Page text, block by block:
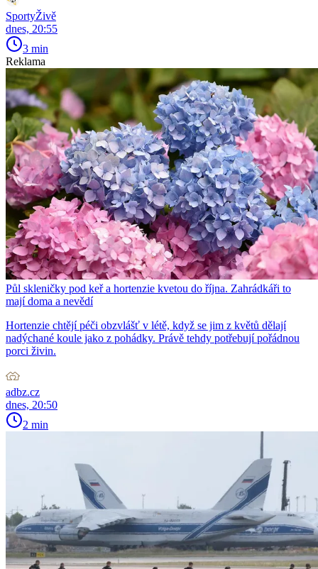
SportyŽivě
dnes, 20:55
3 min
Reklama
Půl skleničky pod keř a hortenzie kvetou do října. Zahrádkáři to
mají doma a nevědí
Hortenzie chtějí péči obzvlášť v létě, když se jim z květů dělají
nadýchané koule jako z pohádky. Právě tehdy potřebují pořádnou
porci živin.
adbz.cz
dnes, 20:50
2 min